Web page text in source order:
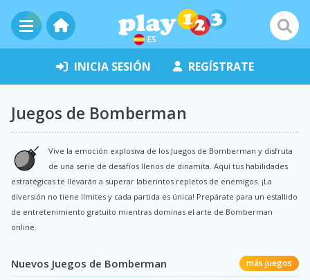
ES
INICIA SESIÓN REGÍSTRATE
Juegos de Bomberman
Vive la emoción explosiva de los Juegos de Bomberman y disfruta
de una serie de desafíos llenos de dinamita. Aquí tus habilidades
estratégicas te llevarán a superar laberintos repletos de enemigos. ¡La
diversión no tiene límites y cada partida es única! Prepárate para un estallido
de entretenimiento gratuito mientras dominas el arte de Bomberman
online.
Nuevos Juegos de Bomberman más juegos